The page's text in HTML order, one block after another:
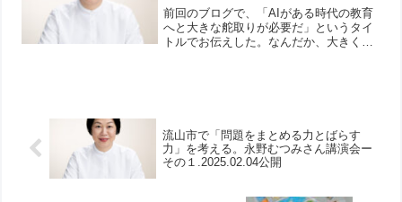
前回のブログで、「AIがある時代の教育
へと大きな舵取りが必要だ」というタイ
トルでお伝えした。なんだか、大きく教
流山市で「問題をまとめる力とばらす
力」を考える。永野むつみさん講演会ー
その１.2025.02.04公開